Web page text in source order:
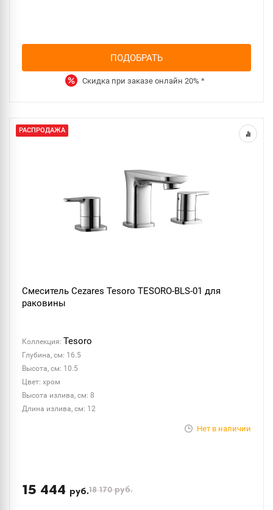
ПОДОБРАТЬ
Скидка при заказе онлайн 20% *
РАСПРОДАЖА
Смеситель Cezares Tesoro TESORO-BLS-01 для
раковины
Коллекция: Tesoro
Глубина, см: 16.5
Высота, см: 10.5
Цвет: хром
Высота излива, см: 8
Длина излива, см: 12
Нет в наличии
15 444 руб.18 170руб.